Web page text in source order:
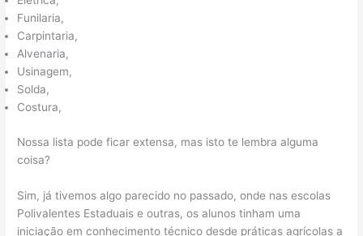
Funilaria,
Carpintaria,
Alvenaria,
Usinagem,
Solda,
Costura,
Nossa lista pode ficar extensa, mas isto te lembra alguma
coisa?
Sim, já tivemos algo parecido no passado, onde nas escolas
Polivalentes Estaduais e outras, os alunos tinham uma
iniciação em conhecimento técnico desde práticas agrícolas a